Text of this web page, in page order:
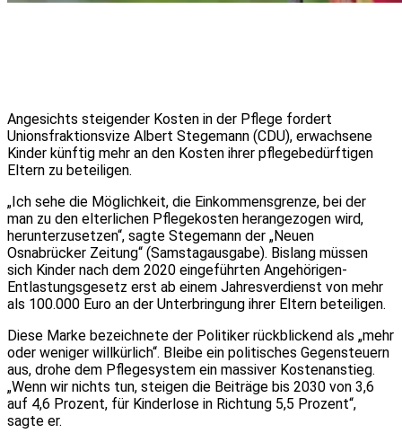
Angesichts steigender Kosten in der Pflege fordert
Unionsfraktionsvize Albert Stegemann (CDU), erwachsene
Kinder künftig mehr an den Kosten ihrer pflegebedürftigen
Eltern zu beteiligen.
„Ich sehe die Möglichkeit, die Einkommensgrenze, bei der
man zu den elterlichen Pflegekosten herangezogen wird,
herunterzusetzen“, sagte Stegemann der „Neuen
Osnabrücker Zeitung“ (Samstagausgabe). Bislang müssen
sich Kinder nach dem 2020 eingeführten Angehörigen-
Entlastungsgesetz erst ab einem Jahresverdienst von mehr
als 100.000 Euro an der Unterbringung ihrer Eltern beteiligen.
Diese Marke bezeichnete der Politiker rückblickend als „mehr
oder weniger willkürlich“. Bleibe ein politisches Gegensteuern
aus, drohe dem Pflegesystem ein massiver Kostenanstieg.
„Wenn wir nichts tun, steigen die Beiträge bis 2030 von 3,6
auf 4,6 Prozent, für Kinderlose in Richtung 5,5 Prozent“,
sagte er.